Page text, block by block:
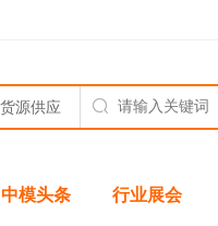
中模头条 行业展会